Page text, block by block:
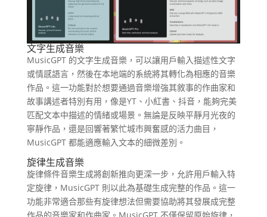
文字生成音樂
MusicGPT 的文字生成音樂，可以讓用戶輸入描述性文字
或情感語言，然後在本地端的系統將其轉化為相應的音樂
作品。這一功能對於想要通過音樂增強其敘事的作曲家和
故事講述者特別有用，像是YT、小紅書、抖音，能夠完美
匹配文本中描述的情緒或場景。無論是反映平靜月光夜的
寧靜作品，還是回響著繁忙城市興奮感的活力曲目，
MusicGPT 都能適應輸入文本的細微差別。
旋律生成音樂
旋律條件音樂生成將創新推向更深一步，允許用戶輸入特
定旋律，MusicGPT 則以此為基礎生成完整的作品。這一
功能非常適合那些有旋律想法但需要協助將其發展成完整